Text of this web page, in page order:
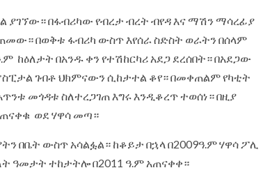
ያገኘው። በፋብሪካው የብረታ ብረት ብየዳ እና ማሽን ማሳረፊያ
በወቅቱ ፋብሪካ ውስጥ እየሰራ ስድስት ወራትን በሰላም
ከዕለታት በአንዱ ቀን የተሽከርካሪ አደጋ ደረሰበት። በአደጋው
ገብቶ ህክምናውን ሲከታተል ቆየ። በመቀጠልም የካቲት
መጎዳቱ ስለተረጋገጠ እግሩ እንዲቆረጥ ተወሰነ። በዚያ
ወደ ሃዋሳ መጣ።
በቤት ውስጥ አሳልፏል። ከቆይታ በኋላ በ2009ዓ.ም ሃዋሳ ፖሊ
ዓመታት ተከታትሎ በ2011 ዓ.ም አጠናቀቀ።